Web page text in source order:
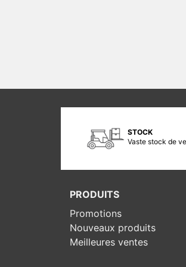
STOCK
Vaste stock de
PRODUITS
Promotions
Nouveaux produits
Meilleures ventes